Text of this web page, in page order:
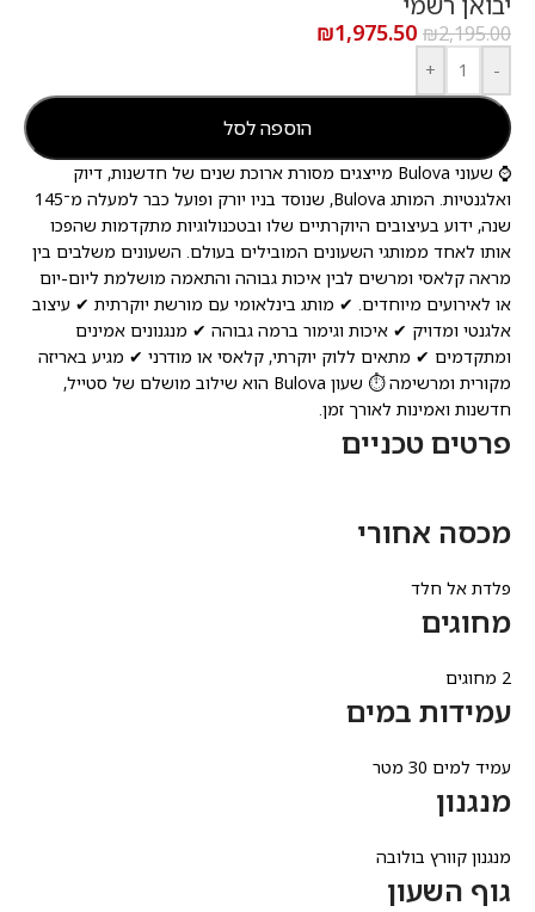
₪2,195.00
₪1,975.50
-
+
הוספה לסל
⌚ שעוני Bulova מייצגים מסורת ארוכת שנים של חדשנות, דיוק
ואלגנטיות. המותג Bulova, שנוסד בניו יורק ופועל כבר למעלה מ־145
שנה, ידוע בעיצובים היוקרתיים שלו ובטכנולוגיות מתקדמות שהפכו
אותו לאחד ממותגי השעונים המובילים בעולם. השעונים משלבים בין
מראה קלאסי ומרשים לבין איכות גבוהה והתאמה מושלמת ליום-יום
או לאירועים מיוחדים. ✔ מותג בינלאומי עם מורשת יוקרתית ✔ עיצוב
אלגנטי ומדויק ✔ איכות וגימור ברמה גבוהה ✔ מנגנונים אמינים
ומתקדמים ✔ מתאים ללוק יוקרתי, קלאסי או מודרני ✔ מגיע באריזה
מקורית ומרשימה ⏱️ שעון Bulova הוא שילוב מושלם של סטייל,
חדשנות ואמינות לאורך זמן.
פרטים טכניים
מכסה אחורי
פלדת אל חלד
מחוגים
2 מחוגים
עמידות במים
עמיד למים 30 מטר
מנגנון
מנגנון קוורץ בולובה
גוף השעון